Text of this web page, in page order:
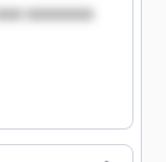
xxxxxxx